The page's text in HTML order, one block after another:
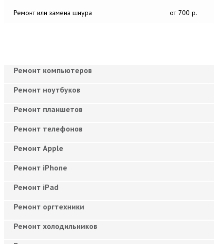
Ремонт или замена шнура от 700 р.
Ремонт компьютеров
Ремонт ноутбуков
Ремонт планшетов
Ремонт телефонов
Ремонт Apple
Ремонт iPhone
Ремонт iPad
Ремонт оргтехники
Ремонт холодильников